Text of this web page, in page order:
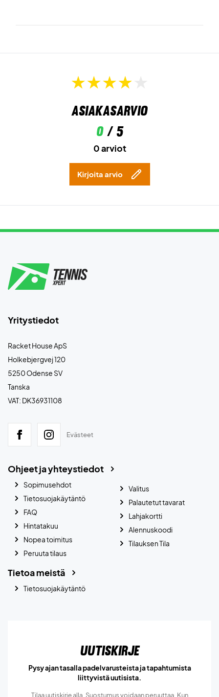
Asiakasarvio
0/ 5
0 arviot
Kirjoita arvio
Yritystiedot
Racket House ApS
Holkebjergvej 120
5250 Odense SV
Tanska
VAT: DK36931108
Evästeet
Ohjeet ja yhteystiedot
Sopimusehdot
Tietosuojakäytäntö
FAQ
Hintatakuu
Nopea toimitus
Peruuta tilaus
Valitus
Palautetut tavarat
Lahjakortti
Alennuskoodi
Tilauksen Tila
Tietoa meistä
Tietosuojakäytäntö
Uutiskirje
Pysy ajan tasalla padelvarusteista ja tapahtumista
liittyvistä uutisista.
Tilaa uutiskirje alla. Suostumus voidaan peruuttaa. Kun